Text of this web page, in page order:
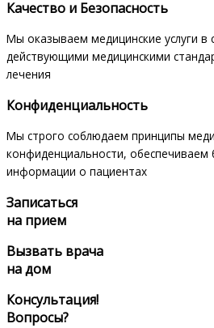
Качество и Безопасность
Мы оказываем медицинские услуги в
действующими медицинскими
лечения
Конфиденциальность
Мы строго соблюдаем принципы
конфиденциальности, обеспечиваем
информации о пациентах
Записаться
на прием
Вызвать врача
на дом
Консультация!
Вопросы?